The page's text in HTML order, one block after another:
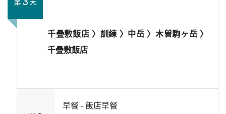
千疊敷飯店 〉訓練 〉中岳 〉木曽駒ヶ岳 〉
千疊敷飯店
早餐 -飯店早餐